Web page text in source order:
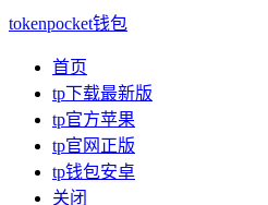
tokenpocket钱包
首页
tp下载最新版
tp官方苹果
tp官网正版
tp钱包安卓
关闭